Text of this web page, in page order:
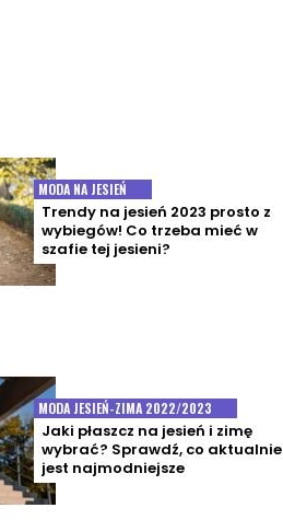
MODA NA JESIEŃ
Trendy na jesień 2023 prosto z
wybiegów! Co trzeba mieć w
szafie tej jesieni?
MODA JESIEŃ-ZIMA 2022/2023
Jaki płaszcz na jesień i zimę
wybrać? Sprawdź, co aktualnie
jest najmodniejsze